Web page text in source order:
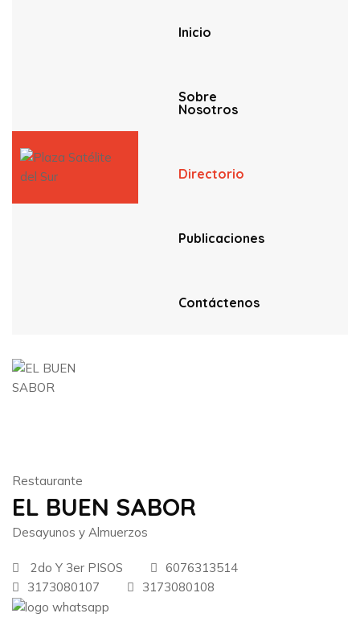
Inicio
Sobre
Nosotros
Directorio
Publicaciones
Contáctenos
Restaurante
EL BUEN SABOR
Desayunos y Almuerzos
2do Y 3er PISOS
6076313514
3173080107
3173080108